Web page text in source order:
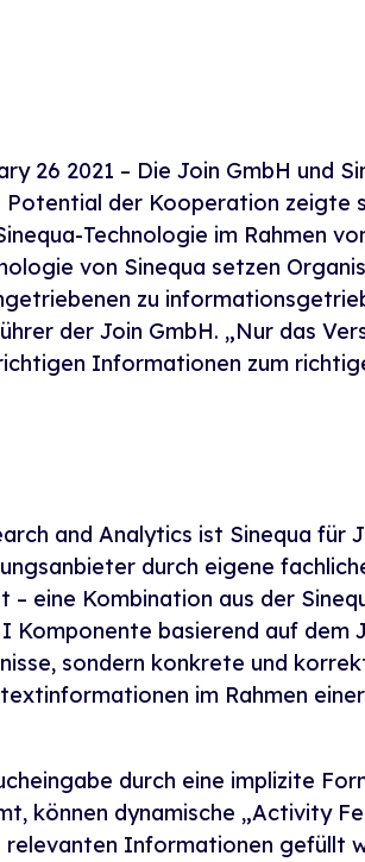
26 2021 – Die Join GmbH und
der Kooperation zeigte
Technologie im Rahmen
von Sinequa setzen
zu
der Join GmbH. „Nur das
Informationen zum
and Analytics ist Sinequa für
durch eigene
– eine Kombination aus der
Komponente basierend auf dem
sondern konkrete und
im Rahmen
durch eine implizite
können dynamische „Activity
Informationen gefüllt